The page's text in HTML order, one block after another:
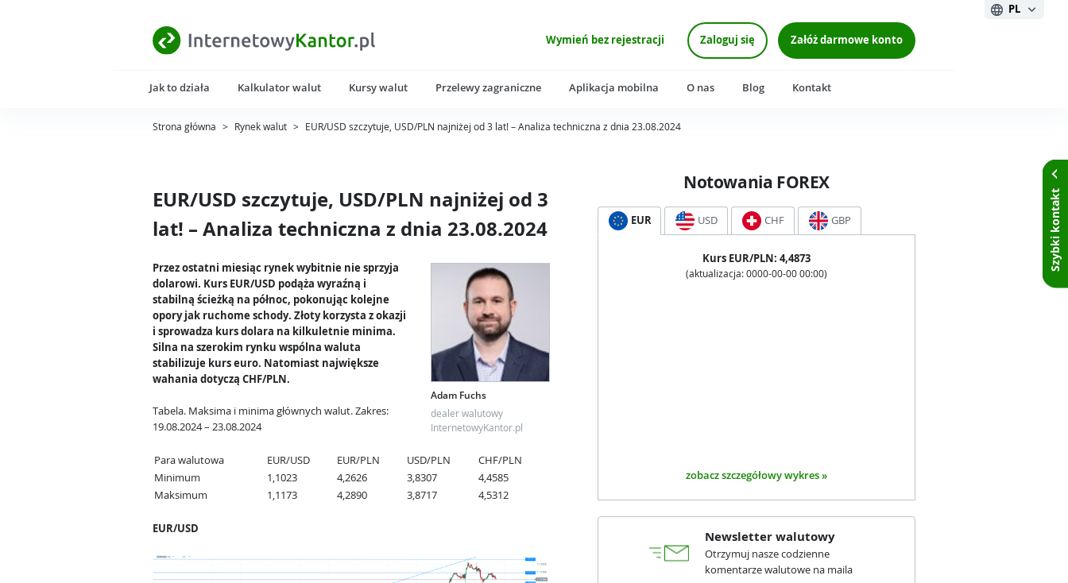
Wymień bez rejestracji Zaloguj się Załóż darmowe konto
PL
Jak to działa Kalkulator walut Kursy walut Przelewy zagraniczne Aplikacja mobilna O nas Blog Kontakt
Strona główna > Rynek walut > EUR/USD szczytuje, USD/PLN najniżej od 3 lat! – Analiza techniczna z dnia 23.08.2024
EUR/USD szczytuje, USD/PLN najniżej od 3
lat! – Analiza techniczna z dnia 23.08.2024
Adam Fuchs
dealer walutowy
InternetowyKantor.pl
Przez ostatni miesiąc rynek wybitnie nie sprzyja
dolarowi. Kurs EUR/USD podąża wyraźną i
stabilną ścieżką na północ, pokonując kolejne
opory jak ruchome schody. Złoty korzysta z okazji
i sprowadza kurs dolara na kilkuletnie minima.
Silna na szerokim rynku wspólna waluta
stabilizuje kurs euro. Natomiast największe
wahania dotyczą CHF/PLN.
Tabela. Maksima i minima głównych walut. Zakres:
19.08.2024 – 23.08.2024
Para walutowa EUR/USD EUR/PLN USD/PLN
CHF/PLN
Minimum
1,1023 4,2626 3,8307
4,4585
Maksimum
1,1173 4,2890 3,8717 4,5312
EUR/USD
Notowania FOREX
EUR USD CHF GBP
Kurs EUR/PLN: 4,4873
(aktualizacja: 0000-00-00 00:00)
zobacz szczegółowy wykres »
Newsletter walutowy
Otrzymuj nasze codzienne
komentarze walutowe na maila
Szybki kontakt